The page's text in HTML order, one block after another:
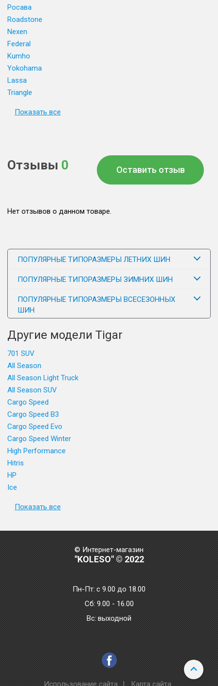
Росава
Roadstone
Nexen
Federal
Kumho
Yokohama
Lassa
Triangle
Показать все
Отзывы 0 Оставить отзыв
Нет отзывов о данном товаре.
ПОПУЛЯРНЫЕ ТИПОРАЗМЕРЫ ЛЕТНИХ ШИН
ПОПУЛЯРНЫЕ ТИПОРАЗМЕРЫ ЗИМНИХ ШИН
ПОПУЛЯРНЫЕ ТИПОРАЗМЕРЫ ВСЕСЕЗОННЫХ
ШИН
Другие модели Tigar
701 SUV
All Season
All Season Light Truck
All Season SUV
Cargo Speed
Cargo Speed B3
Cargo Speed Evo
Cargo Speed Winter
High Performance
Hitris
HP
Ice
Показать все
© Интернет-магазин
"KOLESO" © 2022
Пн-Пт:с 9.00 до 18.00
Сб: 9.00 - 16.00
Bc: выходной
Использование сайта | Карта сайта